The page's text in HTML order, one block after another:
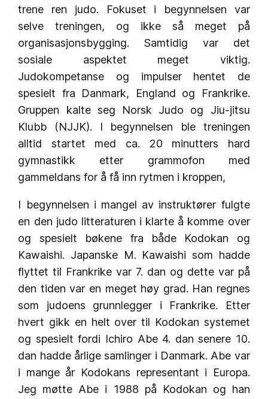
trene ren judo. Fokuset i begynnelsen var
selve treningen, og ikke så meget på
organisasjonsbygging. Samtidig var det
sosiale aspektet meget viktig.
Judokompetanse og impulser hentet de
spesielt fra Danmark, England og Frankrike.
Gruppen kalte seg Norsk Judo og Jiu-jitsu
Klubb (NJJK). I begynnelsen ble treningen
alltid startet med ca. 20 minutters hard
gymnastikk etter grammofon med
gammeldans for å få inn rytmen i kroppen,
I begynnelsen i mangel av instruktører fulgte
en den judo litteraturen i klarte å komme over
og spesielt bøkene fra både Kodokan og
Kawaishi. Japanske M. Kawaishi som hadde
flyttet til Frankrike var 7. dan og dette var på
den tiden var en meget høy grad. Han regnes
som judoens grunnlegger i Frankrike. Etter
hvert gikk en helt over til Kodokan systemet
og spesielt fordi Ichiro Abe 4. dan senere 10.
dan hadde årlige samlinger i Danmark. Abe var
i mange år Kodokans representant i Europa.
Jeg møtte Abe i 1988 på Kodokan og han